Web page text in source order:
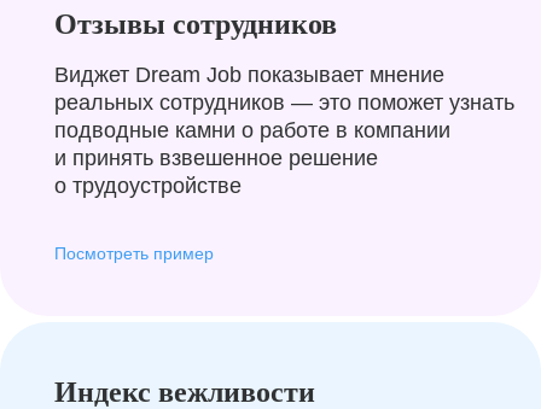
Отзывы сотрудников
Виджет Dream Job показывает мнение
реальных сотрудников — это поможет узнать
подводные камни о работе в компании
и принять взвешенное решение
о трудоустройстве
Посмотреть пример
Индекс вежливости